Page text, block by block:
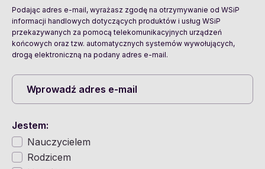
Podając adres e-mail, wyrażasz zgodę na otrzymywanie od WSiP
informacji handlowych dotyczących produktów i usług WSiP
przekazywanych za pomocą telekomunikacyjnych urządzeń
końcowych oraz tzw. automatycznych systemów wywołujących,
drogą elektroniczną na podany adres e-mail.
Jestem:
Nauczycielem
Rodzicem